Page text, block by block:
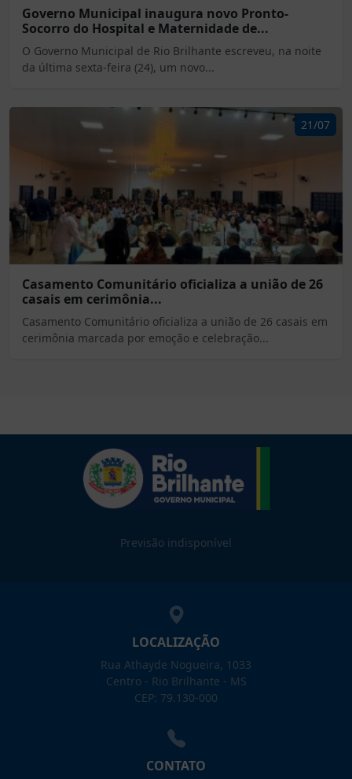
Governo Municipal inaugura novo Pronto-
Socorro do Hospital e Maternidade de...
O Governo Municipal de Rio Brilhante escreveu, na noite
da última sexta-feira (24), um novo...
21/07
Casamento Comunitário oficializa a união de 26
casais em cerimônia...
Casamento Comunitário oficializa a união de 26 casais em
cerimônia marcada por emoção e celebração...
Previsão indisponível
LOCALIZAÇÃO
Rua Athayde Nogueira, 1033
Centro - Rio Brilhante - MS
CEP: 79.130-000
CONTATO